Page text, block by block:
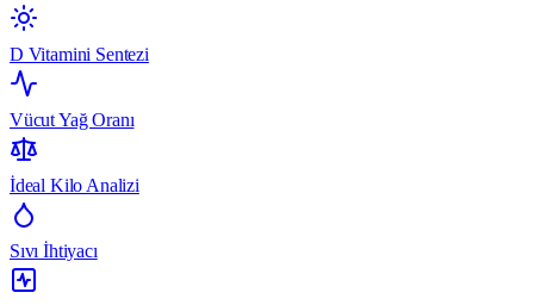
D Vitamini Sentezi
Vücut Yağ Oranı
İdeal Kilo Analizi
Sıvı İhtiyacı